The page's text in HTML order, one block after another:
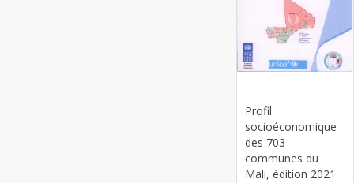
Profil
socioéconomique
des 703
communes du
Mali, édition 2021